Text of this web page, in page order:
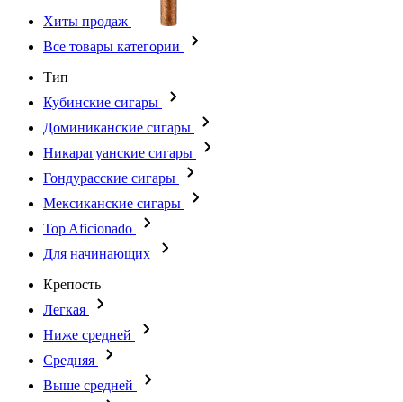
Хиты продаж
Все товары категории
Тип
Кубинские сигары
Доминиканские сигары
Никарагуанские сигары
Гондурасские сигары
Мексиканские сигары
Top Aficionado
Для начинающих
Крепость
Легкая
Ниже средней
Средняя
Выше средней